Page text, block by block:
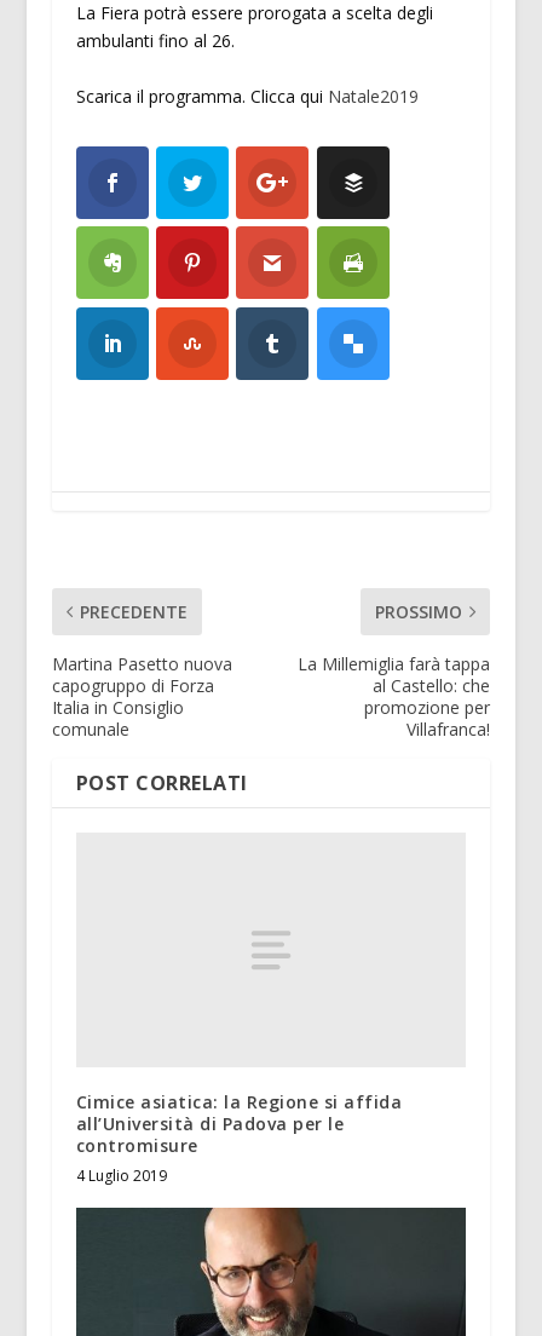
La Fiera potrà essere prorogata a scelta degli
ambulanti fino al 26.
Scarica il programma. Clicca qui Natale2019
PRECEDENTE
Martina Pasetto nuova
capogruppo di Forza
Italia in Consiglio
comunale
PROSSIMO
La Millemiglia farà tappa
al Castello: che
promozione per
Villafranca!
POST CORRELATI
Cimice asiatica: la Regione si affida
all’Università di Padova per le
contromisure
4 Luglio 2019